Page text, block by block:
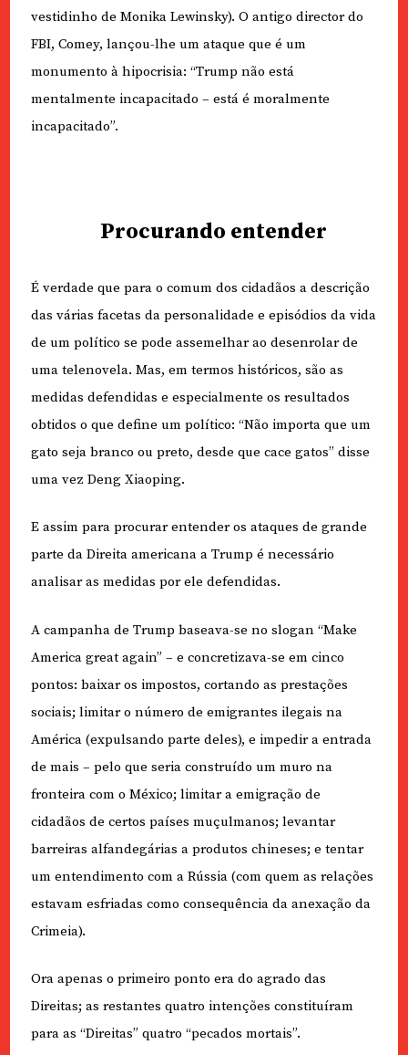
vestidinho de Monika Lewinsky). O antigo director do
FBI, Comey, lançou-lhe um ataque que é um
monumento à hipocrisia: “Trump não está
mentalmente incapacitado – está é moralmente
incapacitado”.
Procurando entender
É verdade que para o comum dos cidadãos a descrição
das várias facetas da personalidade e episódios da vida
de um político se pode assemelhar ao desenrolar de
uma telenovela. Mas, em termos históricos, são as
medidas defendidas e especialmente os resultados
obtidos o que define um político: “Não importa que um
gato seja branco ou preto, desde que cace gatos” disse
uma vez Deng Xiaoping.
E assim para procurar entender os ataques de grande
parte da Direita americana a Trump é necessário
analisar as medidas por ele defendidas.
A campanha de Trump baseava-se no slogan “Make
America great again” – e concretizava-se em cinco
pontos: baixar os impostos, cortando as prestações
sociais; limitar o número de emigrantes ilegais na
América (expulsando parte deles), e impedir a entrada
de mais – pelo que seria construído um muro na
fronteira com o México; limitar a emigração de
cidadãos de certos países muçulmanos; levantar
barreiras alfandegárias a produtos chineses; e tentar
um entendimento com a Rússia (com quem as relações
estavam esfriadas como consequência da anexação da
Crimeia).
Ora apenas o primeiro ponto era do agrado das
Direitas; as restantes quatro intenções constituíram
para as “Direitas” quatro “pecados mortais”.